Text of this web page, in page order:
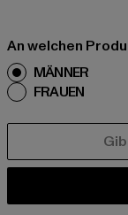
An welchen
MÄNNER
FRAUEN